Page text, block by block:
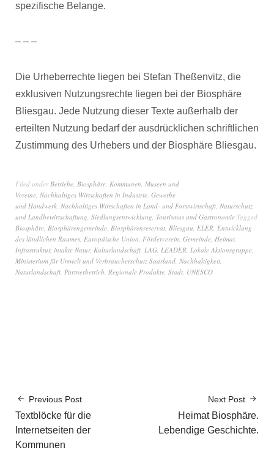
spezifische Belange.
– – –
Die Urheberrechte liegen bei Stefan Theßenvitz, die
exklusiven Nutzungsrechte liegen bei der Biosphäre
Bliesgau. Jede Nutzung dieser Texte außerhalb der
erteilten Nutzung bedarf der ausdrücklichen schriftlichen
Zustimmung des Urhebers und der Biosphäre Bliesgau.
Filed underBetriebe, Biosphäre, Kommunen, Museen und
Vereine, Nachhaltiges Wirtschaften in Industrie, Gewerbe
und Handwerk, Nachhaltiges Wirtschaften in Land- und Forstwirtschaft, Naturschutz
und Landbewirtschaftung, Siedlungsentwicklung, Tourismus und Gastronomie Tagged
Biosphäre, Biosphärengemeinde, Biosphärenreservat, Bliesgau, ELER, Entwicklung
des ländlichen Raumes, Europäische Union, Förderverein, Gemeinde, Heimat,
Infrastruktur, intakte Natur, Kulturlandschaft, LAG, LEADER, Lokale Aktionsgruppe,
Ministerium für Umwelt und Verbraucherschutz Saarland, Nachhaltigkeit,
Naturlandschaft, Partnerbetrieb, Regionale Produkte, Stadt, UNESCO
Previous Post
Textblöcke für die
Internetseiten der
Kommunen
Next Post
Heimat Biosphäre.
Lebendige Geschichte.